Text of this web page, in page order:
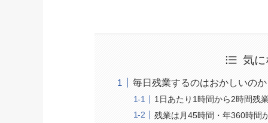
気
毎日残業するのはおかしいのか
1日あたり1時間から2時間残
残業は月45時間・年360時間